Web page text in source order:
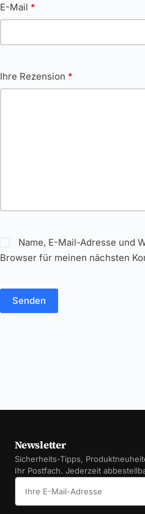
E-Mail *
Ihre Rezension *
Name, E-Mail-Adresse und
Browser für meinen nächsten
Senden
Newsletter
Sicherheits-Tipps,
Ihr Postfach. Jederzeit